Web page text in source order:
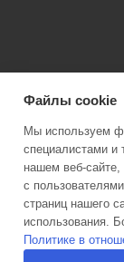
г.
2026 ©
Файлы cookie
Мы используем
специалистами и
нашем веб-сайте,
с
страниц нашего
использования.
Политике в